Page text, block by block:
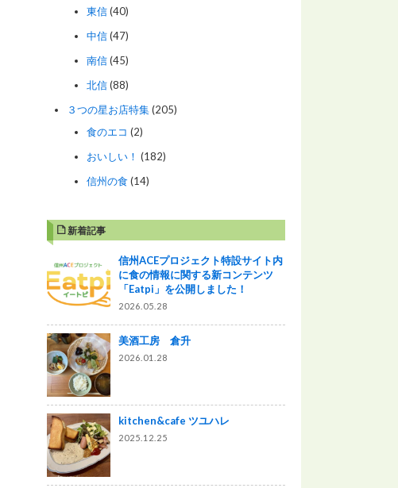
東信(40)
中信(47)
南信(45)
北信(88)
３つの星お店特集(205)
食のエコ (2)
おいしい！ (182)
信州の食(14)
新着記事
信州ACEプロジェクト特設サイト内
に食の情報に関する新コンテンツ
「Eatpi」を公開しました！
2026.05.28
美酒工房 倉升
2026.01.28
kitchen&cafe ツユハレ
2025.12.25